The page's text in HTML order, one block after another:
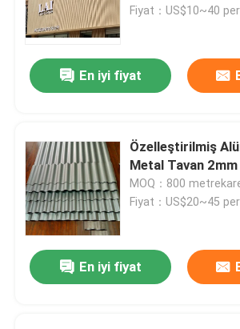
Ev
Fiyat：US$10~40
En iyi fiyat
Özelleştirilmiş
Metal Tavan 2mm
MOQ：800
Fiyat：US$20~45
En iyi fiyat